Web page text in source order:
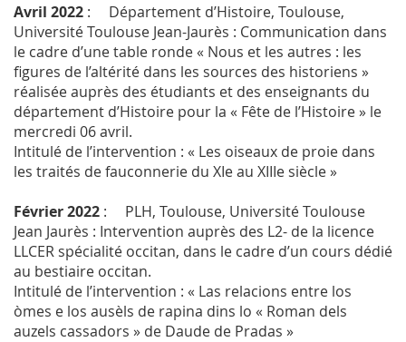
Avril 2022 : Département d’Histoire, Toulouse,
Université Toulouse Jean-Jaurès : Communication dans
le cadre d’une table ronde « Nous et les autres : les
figures de l’altérité dans les sources des historiens »
réalisée auprès des étudiants et des enseignants du
département d’Histoire pour la « Fête de l’Histoire » le
mercredi 06 avril.
Intitulé de l’intervention : « Les oiseaux de proie dans
les traités de fauconnerie du XIe au XIIIe siècle »
Février 2022 : PLH, Toulouse, Université Toulouse
Jean Jaurès : Intervention auprès des L2- de la licence
LLCER spécialité occitan, dans le cadre d’un cours dédié
au bestiaire occitan.
Intitulé de l’intervention : « Las relacions entre los
òmes e los ausèls de rapina dins lo « Roman dels
auzels cassadors » de Daude de Pradas »